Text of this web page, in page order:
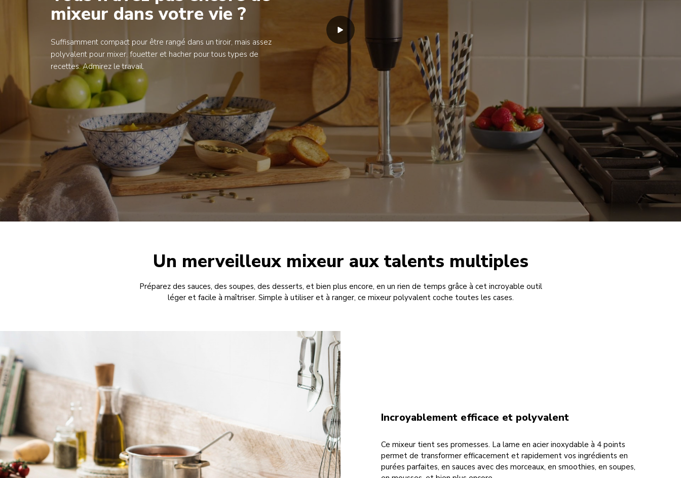
mixeur dans votre vie ?
Suffisamment compact pour être rangé dans un tiroir, mais assez
polyvalent pour mixer, fouetter et hacher pour tous types de
recettes. Admirez le travail.
Un merveilleux mixeur aux talents multiples
Préparez des sauces, des soupes, des desserts, et bien plus encore, en un rien de temps grâce à cet incroyable outil
léger et facile à maîtriser. Simple à utiliser et à ranger, ce mixeur polyvalent coche toutes les cases.
Incroyablement efficace et polyvalent
Ce mixeur tient ses promesses. La lame en acier inoxydable à 4 points
permet de transformer efficacement et rapidement vos ingrédients en
purées parfaites, en sauces avec des morceaux, en smoothies, en soupes,